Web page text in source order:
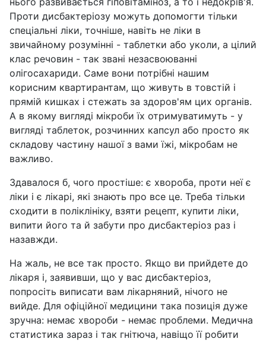
Проти дисбактеріозу можуть допомогти тільки
спеціальні ліки, точніше, навіть не ліки в
звичайному розумінні - таблетки або уколи, а цілий
клас речовин - так звані незасвоюванні
олігосахариди. Саме вони потрібні нашим
корисним квартирантам, що живуть в товстій і
прямій кишках і стежать за здоров'ям цих органів.
А в якому вигляді мікроби їх отримуватимуть - у
вигляді таблеток, розчинних капсул або просто як
складову частину нашої з вами їжі, мікробам не
важливо.
Здавалося б, чого простіше: є хвороба, проти неї є
ліки і є лікарі, які знають про все це. Треба тільки
сходити в поліклініку, взяти рецепт, купити ліки,
випити його та й забути про дисбактеріоз раз і
назавжди.
На жаль, не все так просто. Якщо ви прийдете до
лікаря і, заявивши, що у вас дисбактеріоз,
попросіть виписати вам лікарняний, нічого не
вийде. Для офіційної медицини така позиція дуже
зручна: немає хвороби - немає проблеми. Медична
статистика зараз і так гнітюча, навіщо її робити